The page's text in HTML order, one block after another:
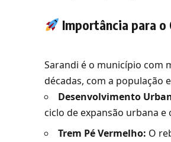
Importância para o
Sarandi é o município com
décadas, com a
Desenvolvimento
ciclo de expansão urbana
Trem Pé Vermelho: O